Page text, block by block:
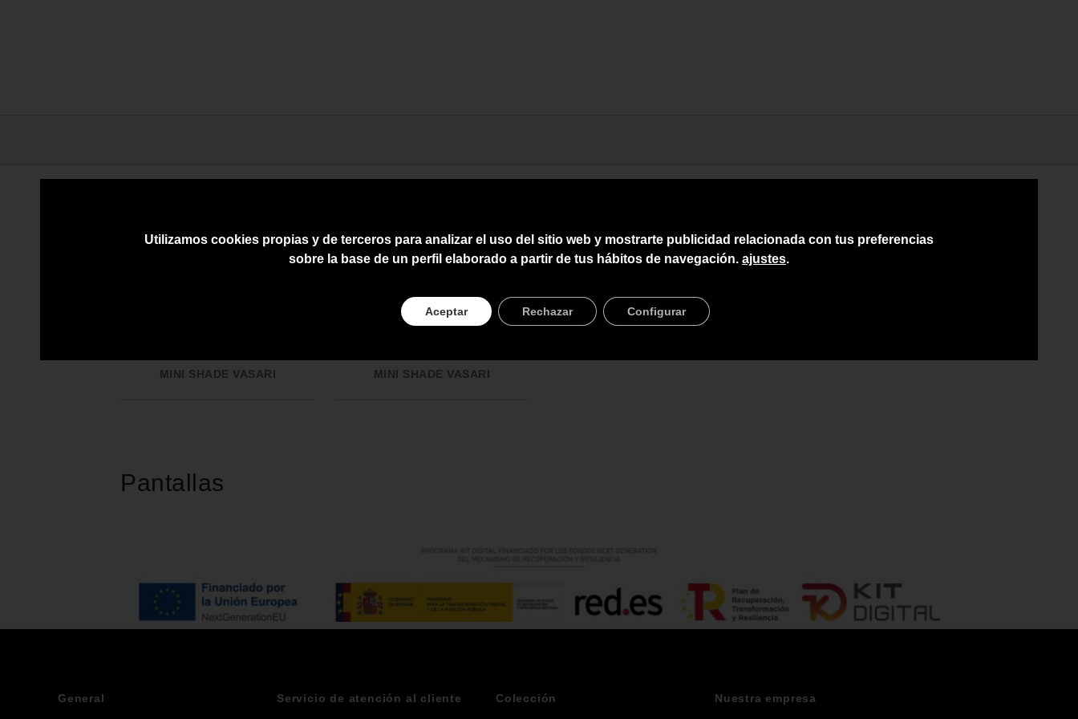
MINI SHADE VASARI MINI SHADE VASARI
Pantallas
General Servicio de atención al cliente Colección Nuestra empresa
Utilizamos cookies propias y de terceros para analizar el uso del sitio web y mostrarte publicidad relacionada con tus preferencias
sobre la base de un perfil elaborado a partir de tus hábitos de navegación. ajustes.
Aceptar Rechazar Configurar